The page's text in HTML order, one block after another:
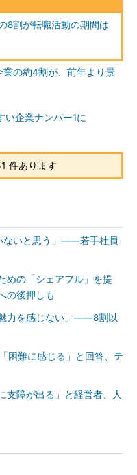
8割が転職活動の期間は
の約4割が、前年より景
い企業ナンバー1に
件あります
ないと思う」――若手社員
めの「シェアフル」を提
の後押しも
力を感じない」――8割以
困難に感じる」と回答、テ
支障が出る」と経営者、人